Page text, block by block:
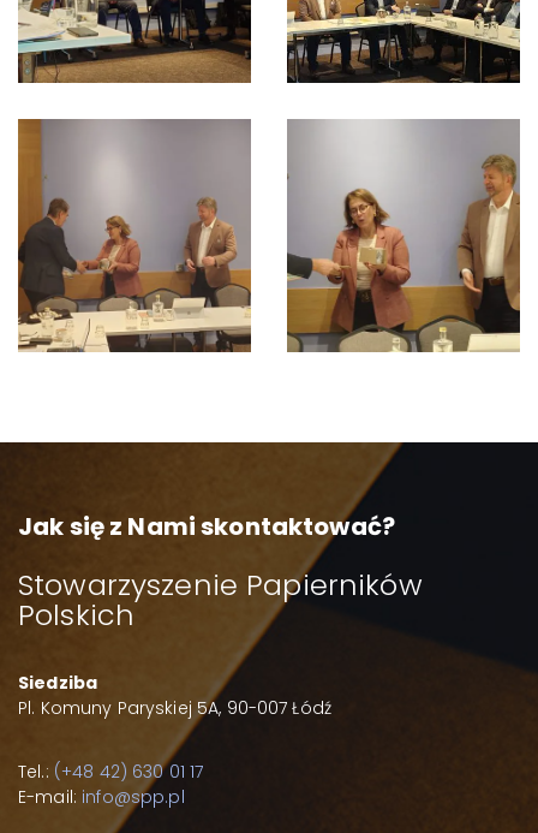
Jak się z Nami skontaktować?
Stowarzyszenie Papierników
Polskich
Siedziba
Pl. Komuny Paryskiej 5A, 90-007 Łódź
Tel.: (+48 42) 630 01 17
E-mail: info@spp.pl